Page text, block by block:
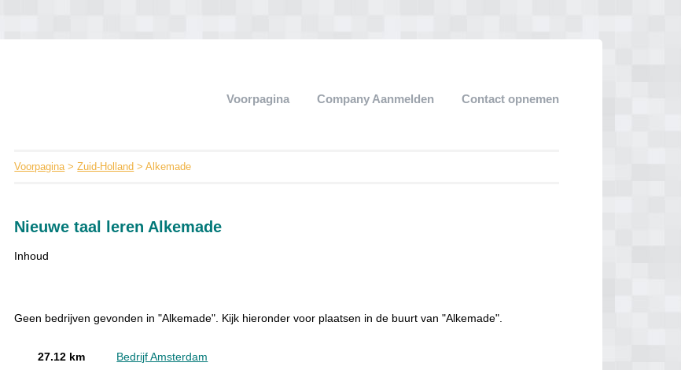
Voorpagina Company Aanmelden Contact opnemen
Voorpagina>Zuid-Holland > Alkemade
Nieuwe taal leren Alkemade
Inhoud
Geen bedrijven gevonden in "Alkemade". Kijk hieronder voor plaatsen in de buurt van "Alkemade".
27.12 km Bedrijf Amsterdam